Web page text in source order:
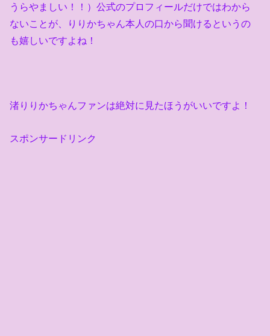
うらやましい！！）公式のプロフィールだけではわから
ないことが、りりかちゃん本人の口から聞けるというの
も嬉しいですよね！
渚りりかちゃんファンは絶対に見たほうがいいですよ！
スポンサードリンク